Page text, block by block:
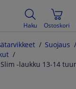
Haku Ostoskori
Suojaus